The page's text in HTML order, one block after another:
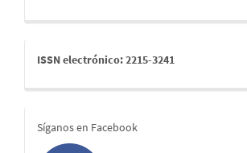
issn
ISSN electrónico: 2215-3241
redes
Síganos en Facebook